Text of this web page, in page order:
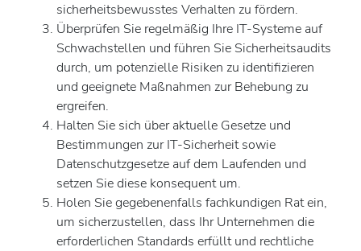
sicherheitsbewusstes Verhalten zu fördern.
Überprüfen Sie regelmäßig Ihre IT-Systeme auf
Schwachstellen und führen Sie Sicherheitsaudits
durch, um potenzielle Risiken zu identifizieren
und geeignete Maßnahmen zur Behebung zu
ergreifen.
Halten Sie sich über aktuelle Gesetze und
Bestimmungen zur IT-Sicherheit sowie
Datenschutzgesetze auf dem Laufenden und
setzen Sie diese konsequent um.
Holen Sie gegebenenfalls fachkundigen Rat ein,
um sicherzustellen, dass Ihr Unternehmen die
erforderlichen Standards erfüllt und rechtliche